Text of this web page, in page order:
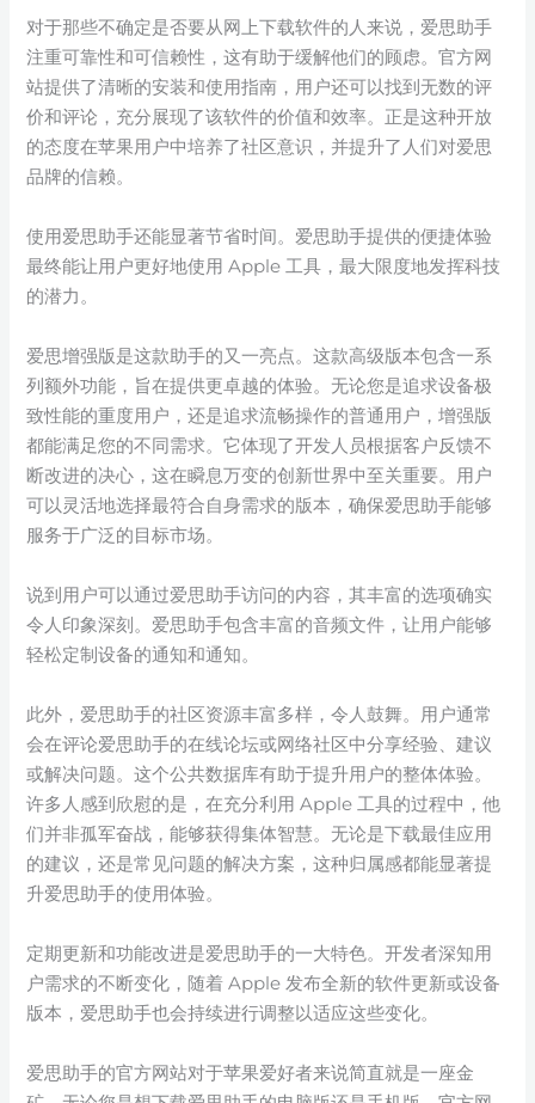
对于那些不确定是否要从网上下载软件的人来说，爱思助手
注重可靠性和可信赖性，这有助于缓解他们的顾虑。官方网
站提供了清晰的安装和使用指南，用户还可以找到无数的评
价和评论，充分展现了该软件的价值和效率。正是这种开放
的态度在苹果用户中培养了社区意识，并提升了人们对爱思
品牌的信赖。
使用爱思助手还能显著节省时间。爱思助手提供的便捷体验
最终能让用户更好地使用 Apple 工具，最大限度地发挥科技
的潜力。
爱思增强版是这款助手的又一亮点。这款高级版本包含一系
列额外功能，旨在提供更卓越的体验。无论您是追求设备极
致性能的重度用户，还是追求流畅操作的普通用户，增强版
都能满足您的不同需求。它体现了开发人员根据客户反馈不
断改进的决心，这在瞬息万变的创新世界中至关重要。用户
可以灵活地选择最符合自身需求的版本，确保爱思助手能够
服务于广泛的目标市场。
说到用户可以通过爱思助手访问的内容，其丰富的选项确实
令人印象深刻。爱思助手包含丰富的音频文件，让用户能够
轻松定制设备的通知和通知。
此外，爱思助手的社区资源丰富多样，令人鼓舞。用户通常
会在评论爱思助手的在线论坛或网络社区中分享经验、建议
或解决问题。这个公共数据库有助于提升用户的整体体验。
许多人感到欣慰的是，在充分利用 Apple 工具的过程中，他
们并非孤军奋战，能够获得集体智慧。无论是下载最佳应用
的建议，还是常见问题的解决方案，这种归属感都能显著提
升爱思助手的使用体验。
定期更新和功能改进是爱思助手的一大特色。开发者深知用
户需求的不断变化，随着 Apple 发布全新的软件更新或设备
版本，爱思助手也会持续进行调整以适应这些变化。
爱思助手的官方网站对于苹果爱好者来说简直就是一座金